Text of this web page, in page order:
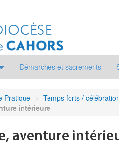
Démarches et sacrements
Pratique > Temps forts /
intérieure
aventure